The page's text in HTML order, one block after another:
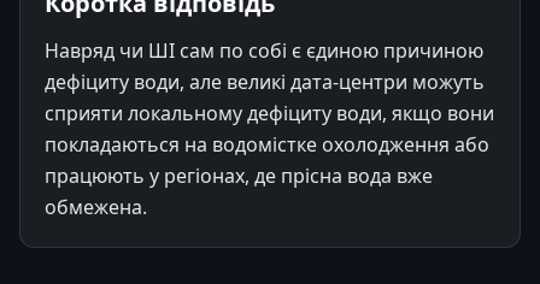
Навряд чи ШІ сам по собі є єдиною причиною
дефіциту води, але великі дата-центри можуть
сприяти локальному дефіциту води, якщо вони
покладаються на водомістке охолодження або
працюють у регіонах, де прісна вода вже
обмежена.